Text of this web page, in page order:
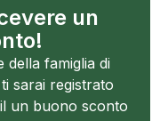
un
famiglia di
sarai registrato
un buono sconto